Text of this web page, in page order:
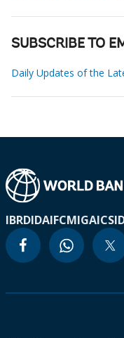
SUBSCRIBE TO
Daily Updates of the
IBRDIDAIFCMIGA